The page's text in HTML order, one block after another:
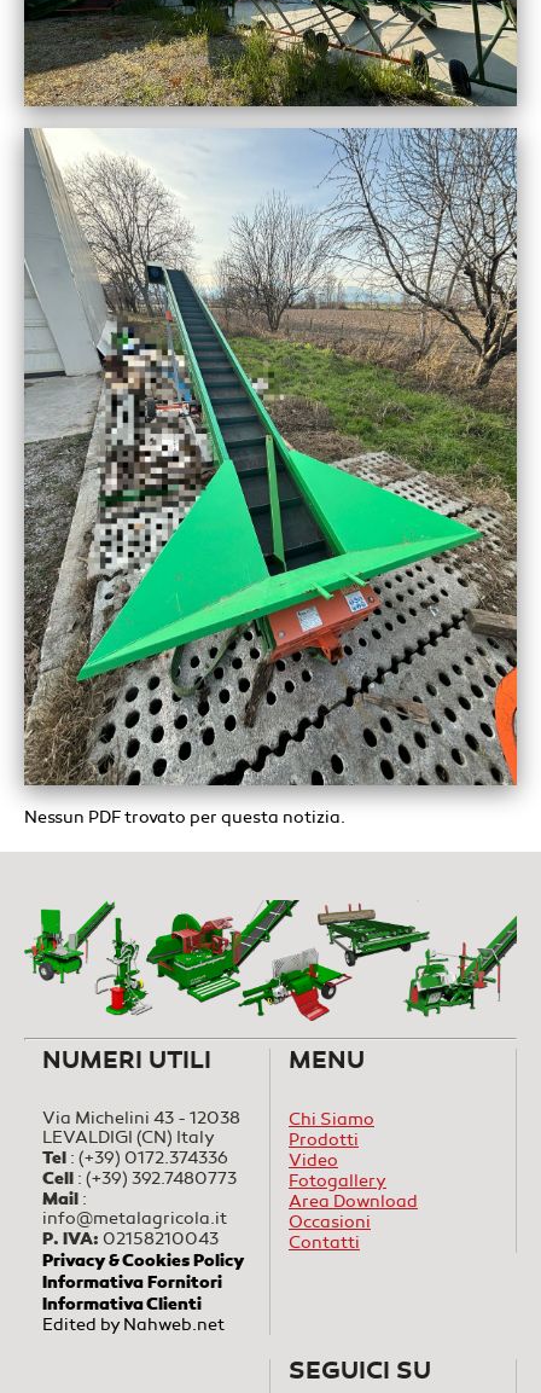
Nessun PDF trovato per questa notizia.
NUMERI UTILI
Via Michelini 43 - 12038
LEVALDIGI (CN) Italy
Tel : (+39) 0172.374336
Cell : (+39) 392.7480773
Mail :
info@metalagricola.it
P. IVA: 02158210043
Privacy & Cookies Policy
Informativa Fornitori
Informativa Clienti
Edited byNahweb.net
MENU
Chi Siamo
Prodotti
Video
Fotogallery
Area Download
Occasioni
Contatti
SEGUICI SU